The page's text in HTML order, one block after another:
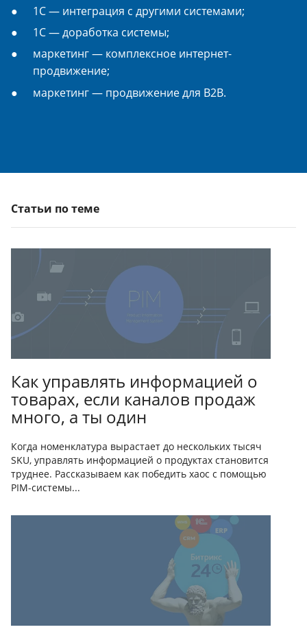
1С — интеграция с другими системами;
1С — доработка системы;
маркетинг — комплексное интернет-
продвижение;
маркетинг — продвижение для B2B.
Статьи по теме
Как управлять информацией о
товарах, если каналов продаж
много, а ты один
Когда номенклатура вырастает до нескольких тысяч
SKU, управлять информацией о продуктах становится
труднее. Рассказываем как победить хаос с помощью
PIM-системы...